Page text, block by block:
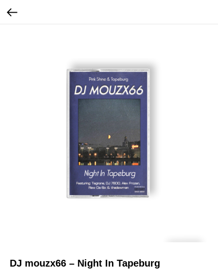
DJ mouzx66 – Night In Tapeburg